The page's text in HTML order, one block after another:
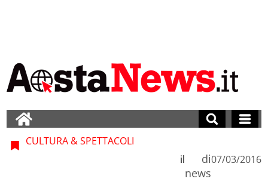
CULTURA & SPETTACOLI
di
news
il 07/03/2016